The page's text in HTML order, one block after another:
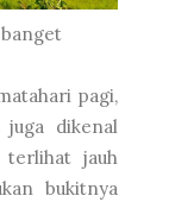
pagi,
dikenal
terlihat jauh
bukitnya